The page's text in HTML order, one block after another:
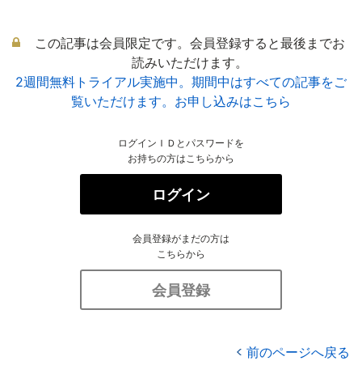
この記事は会員限定です。会員登録すると最後までお
読みいただけます。
2週間無料トライアル実施中。期間中はすべての記事をご
覧いただけます。お申し込みはこちら
ログインＩＤとパスワードを
お持ちの方はこちらから
ログイン
会員登録がまだの方は
こちらから
会員登録
前のページへ戻る